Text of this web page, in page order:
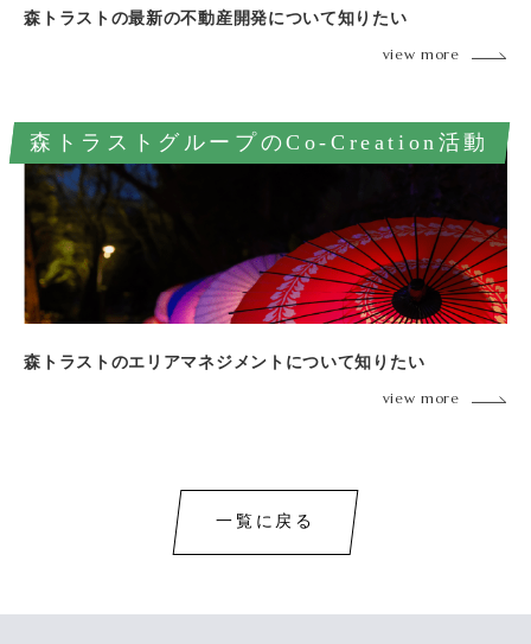
森トラストの最新の不動産開発について知りたい
view more
森トラストグループのCo-Creation活動
森トラストのエリアマネジメントについて知りたい
view more
一覧に戻る